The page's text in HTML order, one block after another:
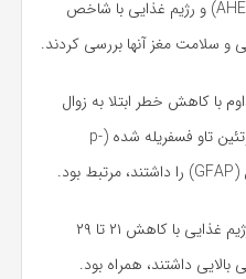
جمله رژیم غذایی مدیترانه‌ای جایگزین (AMED)، شاخص تغذیه سالم جایگزین (AHEI) و رژیم غذایی با شاخص
با کاهش خطر ابتلا به زوال
عقل در شرکت‌کنندگانی که سطح بالایی از نشانگر‌های زیستی خاص، به ویژه: پروتئین تاو فسفریله شده (p-
طبق گفته تیم تحقیقاتی، هر یک واحد افزایش انحراف معیار در پایبندی به این رژیم غذایی با کاهش ۲۱ تا ۲۹
داشتند، همراه بود.